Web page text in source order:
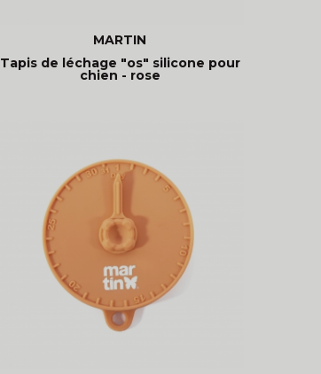
MARTIN
Tapis de léchage "os" silicone pour
chien - rose